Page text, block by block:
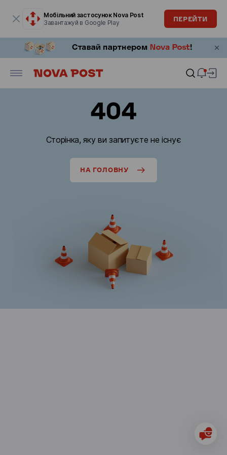
Мобільний застосунок Nova Post
Завантажуй в Google Play
ПЕРЕЙТИ
404
Сторінка, яку ви запитуєте не існує
НА ГОЛОВНУ